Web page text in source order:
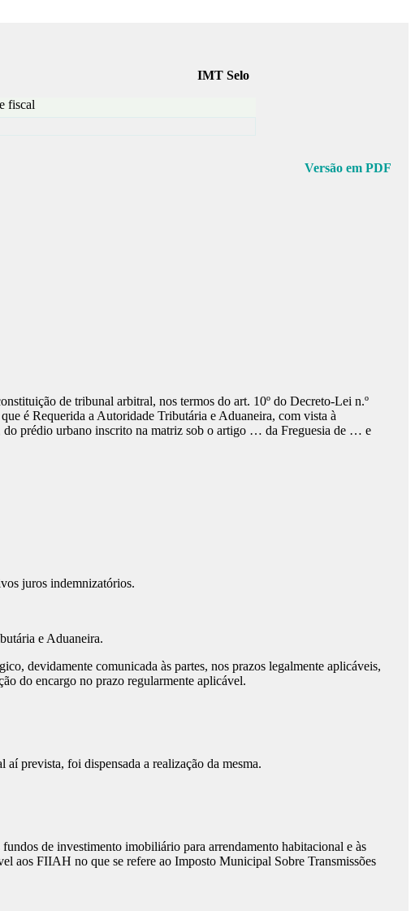
IMT Selo
fiscal
Versão em PDF
de tribunal arbitral, nos termos do art. 10º do Decreto-Lei n.º
é Requerida a Autoridade Tributária e Aduaneira, com vista à
do prédio urbano inscrito na matriz sob o artigo … da Freguesia de … e
juros indemnizatórios.
e Aduaneira.
devidamente comunicada às partes, nos prazos legalmente aplicáveis,
do encargo no prazo regularmente aplicável.
prevista, foi dispensada a realização da mesma.
de investimento imobiliário para arrendamento habitacional e às
aos FIIAH no que se refere ao Imposto Municipal Sobre Transmissões